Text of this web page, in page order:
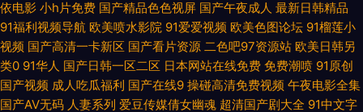
比夜夜干 91瑟瑟CC涩咪 日韩欧美天堂网 九九不卡国产强姦 91视频免费网
址 国产精品超碰久久 国模摸拍 日韩在线精品 一本免费高清无码 91精品妇丝
袜 91猫先生81部合集 豆花观频在线观看 久久国产精品妞妞影院 日韩床上一
依电影 小h片免费 国产精品色色视屏 国产午夜成人 最新日韩精品
91福利视频导航 欧美喷水影院 91爱爱视频 欧美色图论坛 91榴莲小
视频 国产高清一卡新区 国产看片资源 二色吧97资源站 欧美日韩另
类0 91华人 国产日韩一区二区 日本网站在线免费 免费潮喷 91原创
国产视频 成人吃瓜福利 国产在线9 操碰高清免费视频 午夜电影全集
国产AV无码 人妻系列 爱豆传媒倩女幽魂 超清国产剧大全 91中文字